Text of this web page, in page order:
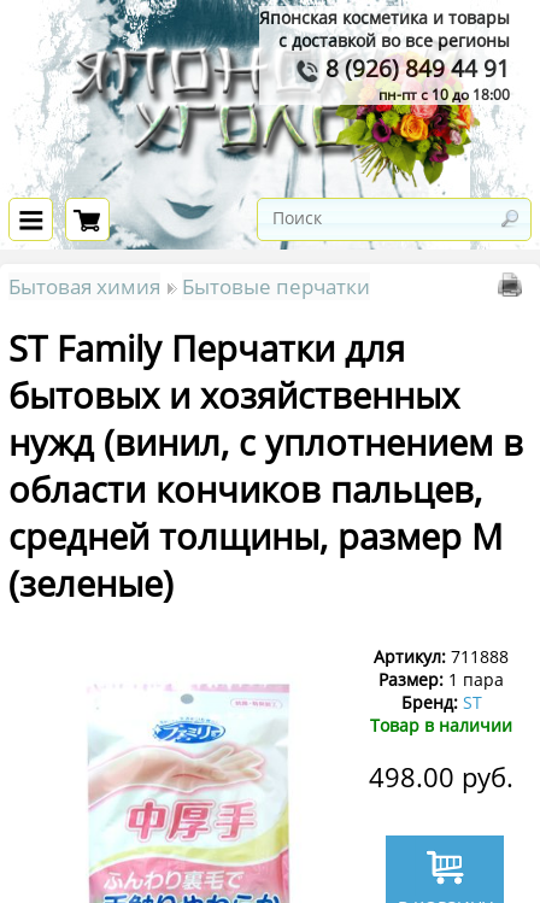
Японская косметика и товары
с доставкой во все регионы
8 (926) 849 44 91
пн-пт с 10 до 18:00
Бытовая химия Бытовые перчатки
ST Family Перчатки для
бытовых и хозяйственных
нужд (винил, с уплотнением в
области кончиков пальцев,
средней толщины, размер M
(зеленые)
Артикул: 711888
Размер: 1 пара
Бренд: ST
Товар в наличии
498.00 руб.